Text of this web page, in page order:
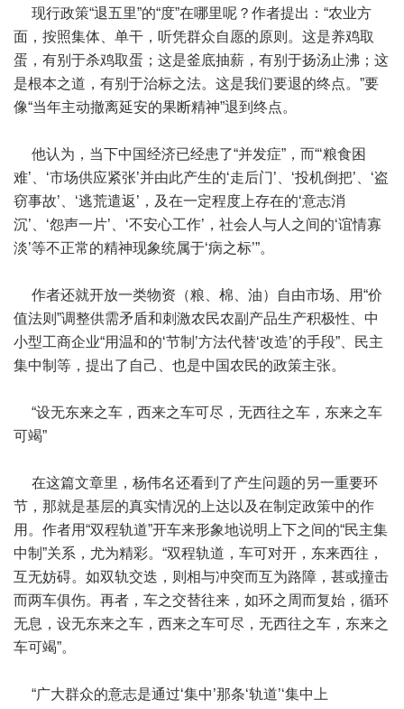
现行政策“退五里”的“度”在哪里呢？作者提出：“农业方
面，按照集体、单干，听凭群众自愿的原则。这是养鸡取
蛋，有别于杀鸡取蛋；这是釜底抽薪，有别于扬汤止沸；这
是根本之道，有别于治标之法。这是我们要退的终点。”要
像“当年主动撤离延安的果断精神”退到终点。
他认为，当下中国经济已经患了“并发症”，而“‘粮食困
难’、‘市场供应紧张’并由此产生的‘走后门’、‘投机倒把’、‘盗
窃事故’、‘逃荒遣返’，及在一定程度上存在的‘意志消
沉’、‘怨声一片’、‘不安心工作’，社会人与人之间的‘谊情寡
淡’等不正常的精神现象统属于‘病之标’”。
作者还就开放一类物资（粮、棉、油）自由市场、用“价
值法则”调整供需矛盾和刺激农民农副产品生产积极性、中
小型工商企业“用温和的‘节制’方法代替‘改造’的手段”、民主
集中制等，提出了自己、也是中国农民的政策主张。
“设无东来之车，西来之车可尽，无西往之车，东来之车
可竭”
在这篇文章里，杨伟名还看到了产生问题的另一重要环
节，那就是基层的真实情况的上达以及在制定政策中的作
用。作者用“双程轨道”开车来形象地说明上下之间的“民主集
中制”关系，尤为精彩。“双程轨道，车可对开，东来西往，
互无妨碍。如双轨交迭，则相与冲突而互为路障，甚或撞击
而两车俱伤。再者，车之交替往来，如环之周而复始，循环
无息，设无东来之车，西来之车可尽，无西往之车，东来之
车可竭”。
“广大群众的意志是通过‘集中’那条‘轨道’‘集中上